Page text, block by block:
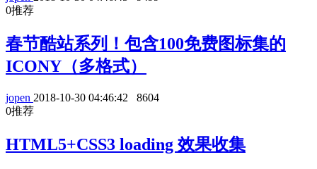
0推荐
春节酷站系列！包含100免费图标集的
ICONY（多格式）
jopen 2018-10-30 04:46:42
8604
0推荐
HTML5+CSS3 loading 效果收集